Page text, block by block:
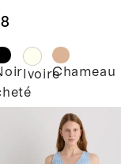
100
IvoireChameau